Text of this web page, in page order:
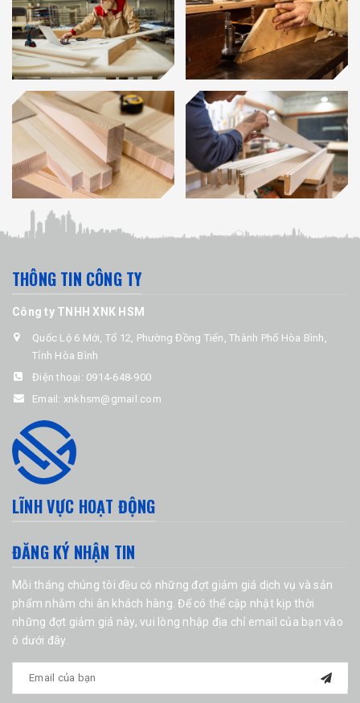
THÔNG TIN CÔNG TY
Công ty TNHH XNK HSM
Quốc Lộ 6 Mới, Tổ 12, Phường Đồng Tiến, Thành Phố Hòa Bình,
Tỉnh Hòa Bình
Điện thoại: 0914-648-900
Email: xnkhsm@gmail.com
LĨNH VỰC HOẠT ĐỘNG
ĐĂNG KÝ NHẬN TIN
Mỗi tháng chúng tôi đều có những đợt giảm giá dịch vụ và sản
phẩm nhằm chi ân khách hàng. Để có thể cập nhật kịp thời
những đợt giảm giá này, vui lòng nhập địa chỉ email của bạn vào
ô dưới đây.